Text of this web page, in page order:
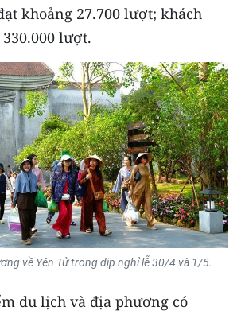
NAM
- MỖI XÃ
khoảng 27.700 lượt; khách
lượt.
về Yên Tử trong dịp nghỉ lễ 30/4 và 1/5.
du lịch và địa phương có